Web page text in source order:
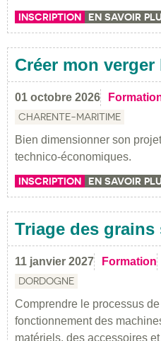
INSCRIPTION EN SAVOIR
Créer mon verger
01 octobre 2026
CHARENTE-MARITIME
Bien dimensionner son
technico-économiques.
INSCRIPTION EN SAVOIR
Triage des grains
11 janvier 2027 Formation
DORDOGNE
Comprendre le processus
fonctionnement des
matériels, des accessoires